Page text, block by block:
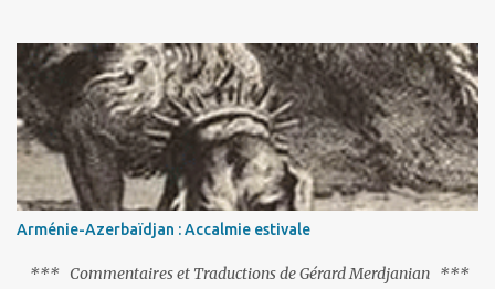
actions menées par le président Erdoğan, et pour certains sur la
réalisation du putsch lui-même.
Arménie-Azerbaïdjan : Accalmie estivale
*** Commentaires et Traductions de Gérard Merdjanian ***